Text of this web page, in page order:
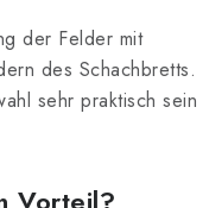
der Felder mit
des Schachbretts.
sehr praktisch sein
Vorteil?